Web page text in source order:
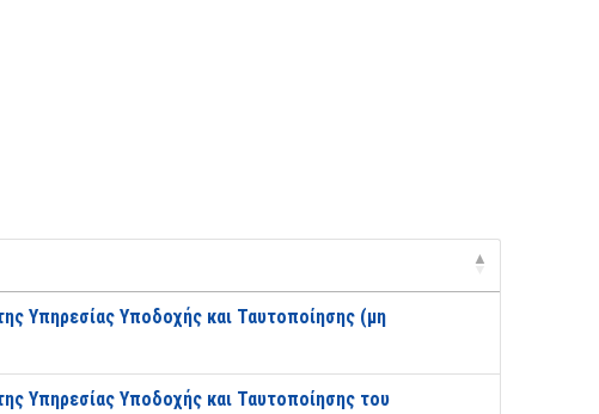
Υπηρεσίας Υποδοχής και Ταυτοποίησης (μη
Υπηρεσίας Υποδοχής και Ταυτοποίησης του